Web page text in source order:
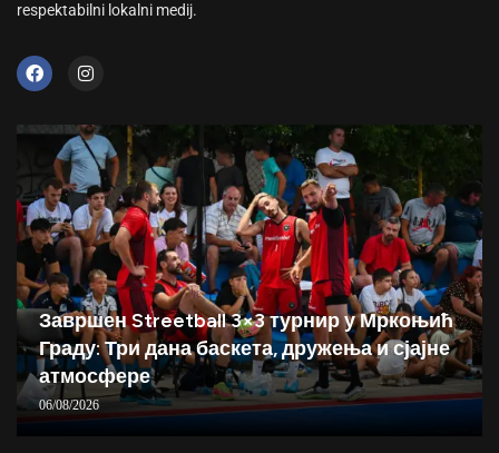
respektabilni lokalni medij.
Завршен Streetball 3×3 турнир у Мркоњић
Граду: Три дана баскета, дружења и сјајне
атмосфере
06/08/2026